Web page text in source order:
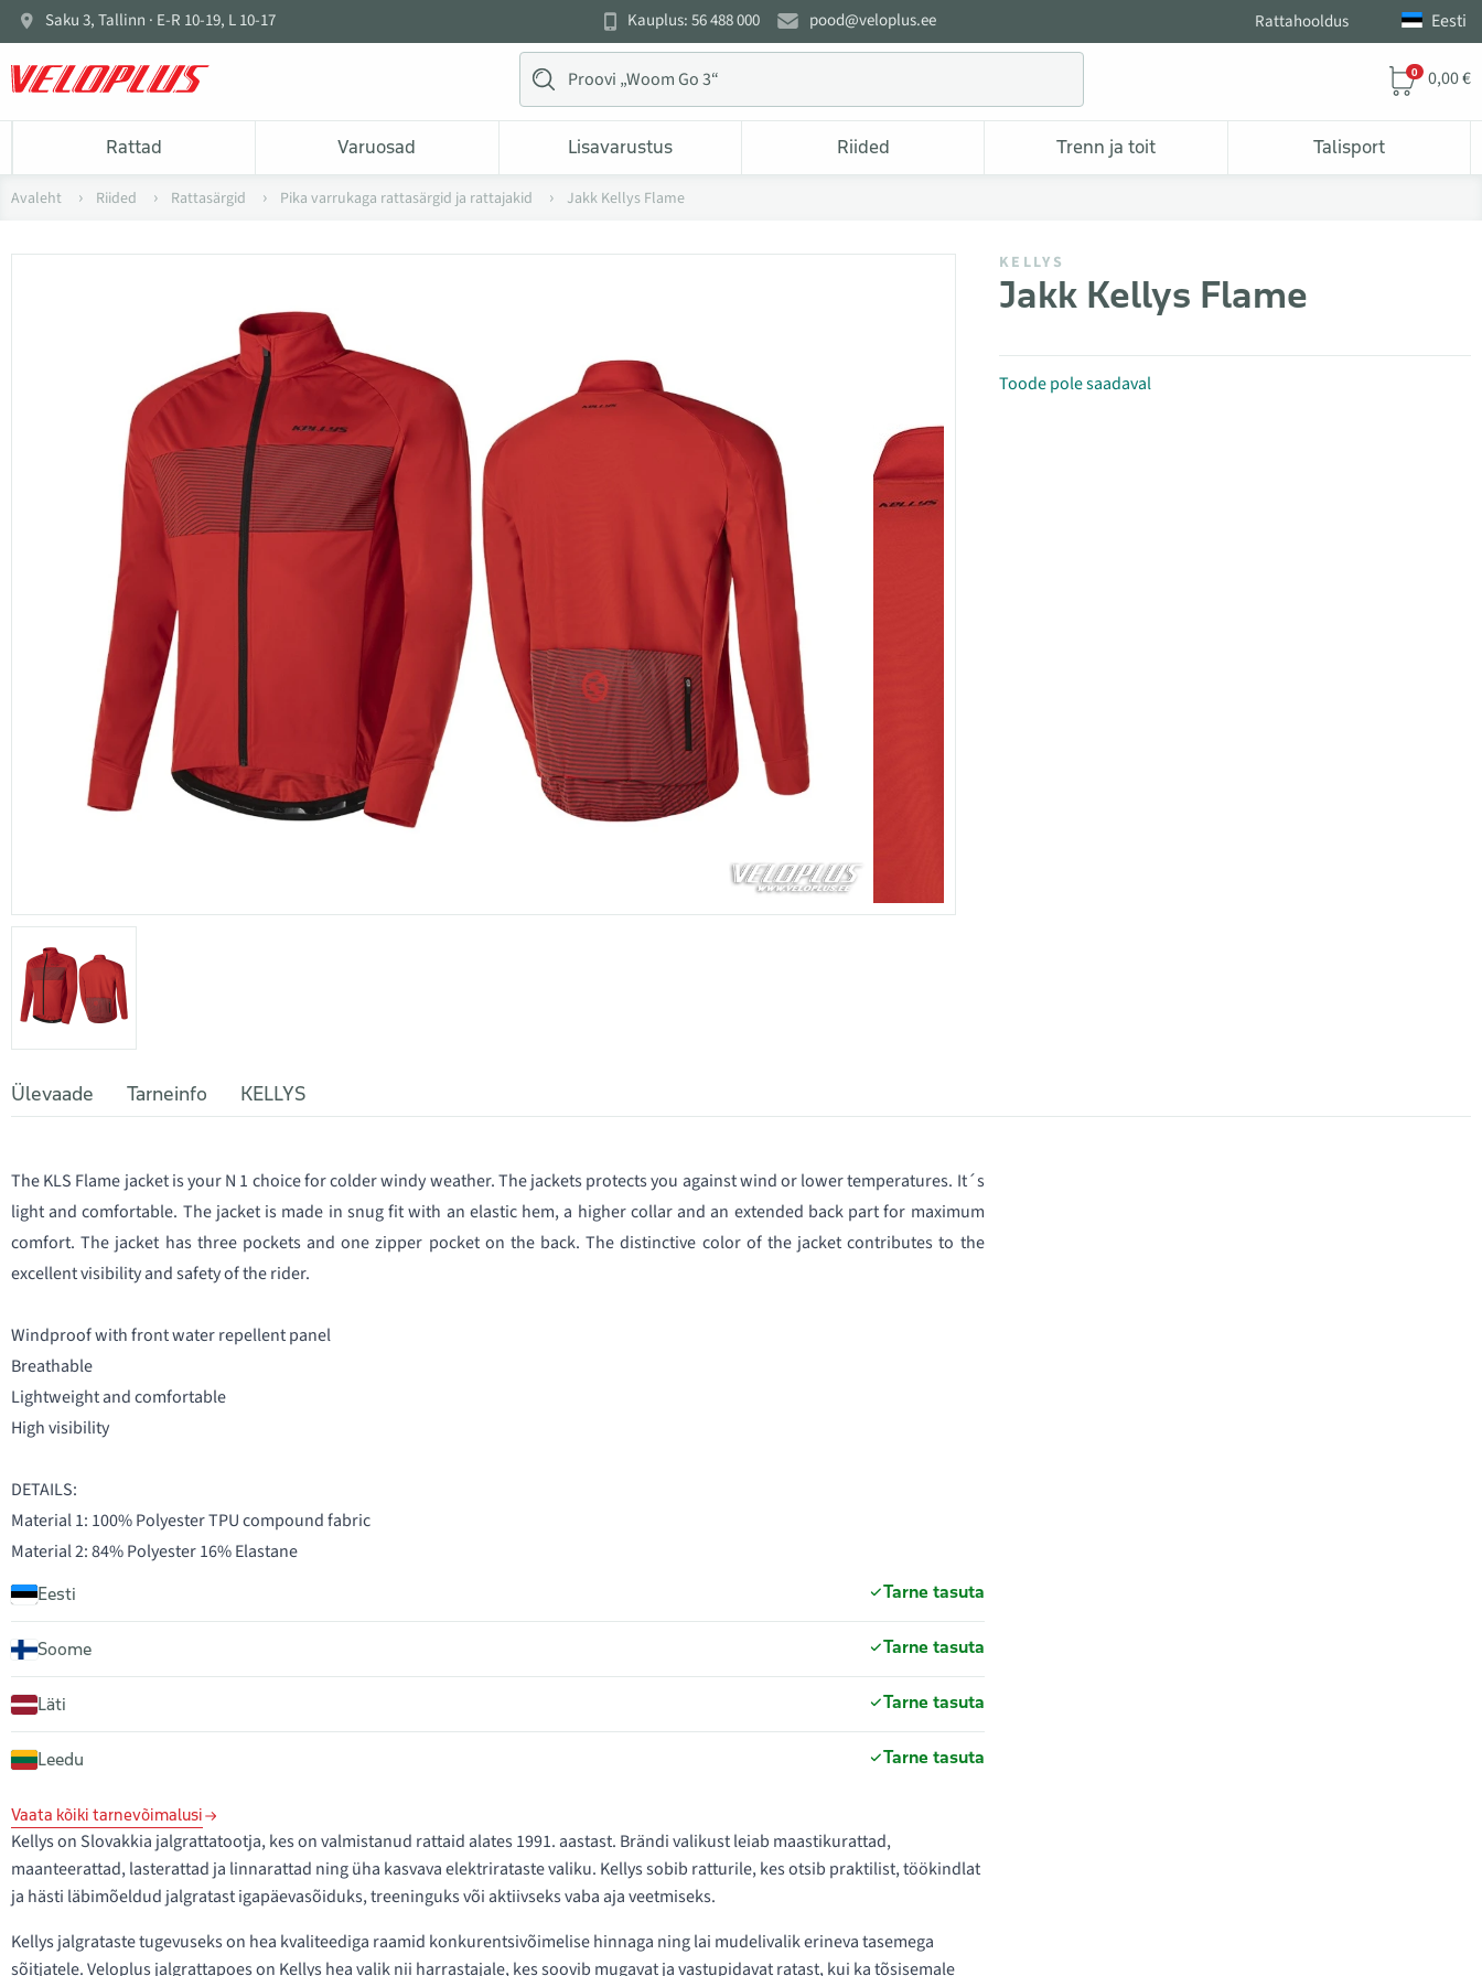
Saku 3, Tallinn · E-R 10-19, L 10-17 Kauplus: 56 488 000 pood@veloplus.ee Rattahooldus Eesti
0 0,00 €
Rattad Varuosad Lisavarustus Riided Trenn ja toit Talisport
Avaleht Riided Rattasärgid Pika varrukaga rattasärgid ja rattajakid Jakk Kellys Flame
KELLYS
Jakk Kellys Flame
Toode pole saadaval
Ülevaade Tarneinfo KELLYS
The KLS Flame jacket is your N 1 choice for colder windy weather. The jackets protects you against wind or lower temperatures. It´s
light and comfortable. The jacket is made in snug fit with an elastic hem, a higher collar and an extended back part for maximum
comfort. The jacket has three pockets and one zipper pocket on the back. The distinctive color of the jacket contributes to the
excellent visibility and safety of the rider.
Windproof with front water repellent panel
Breathable
Lightweight and comfortable
High visibility
DETAILS:
Material 1: 100% Polyester TPU compound fabric
Material 2: 84% Polyester 16% Elastane
Eesti Tarne tasuta
Soome Tarne tasuta
Läti Tarne tasuta
Leedu Tarne tasuta
Vaata kõiki tarnevõimalusi
Kellys on Slovakkia jalgrattatootja, kes on valmistanud rattaid alates 1991. aastast. Brändi valikust leiab maastikurattad,
maanteerattad, lasterattad ja linnarattad ning üha kasvava elektrirataste valiku. Kellys sobib ratturile, kes otsib praktilist, töökindlat
ja hästi läbimõeldud jalgratast igapäevasõiduks, treeninguks või aktiivseks vaba aja veetmiseks.
Kellys jalgrataste tugevuseks on hea kvaliteediga raamid konkurentsivõimelise hinnaga ning lai mudelivalik erineva tasemega
sõitjatele. Veloplus jalgrattapoes on Kellys hea valik nii harrastajale, kes soovib mugavat ja vastupidavat ratast, kui ka tõsisemale